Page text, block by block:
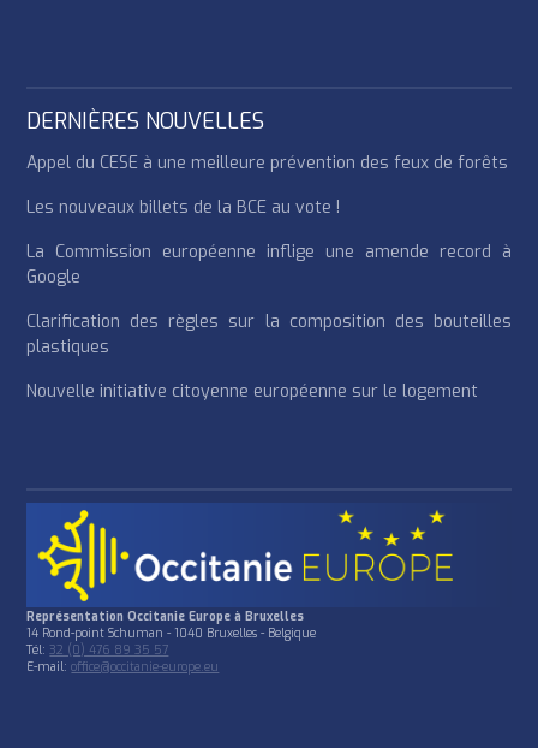
DERNIÈRES NOUVELLES
Appel du CESE à une meilleure prévention des feux de forêts
Les nouveaux billets de la BCE au vote !
La Commission européenne inflige une amende record à
Google
Clarification des règles sur la composition des bouteilles
plastiques
Nouvelle initiative citoyenne européenne sur le logement
Représentation Occitanie Europe à Bruxelles
14 Rond-point Schuman - 1040 Bruxelles - Belgique
Tél: 32 (0) 476 89 35 57
E-mail:office@occitanie-europe.eu